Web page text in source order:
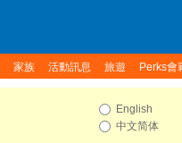
家族 活動訊息 旅遊 Perks會
English
中文简体